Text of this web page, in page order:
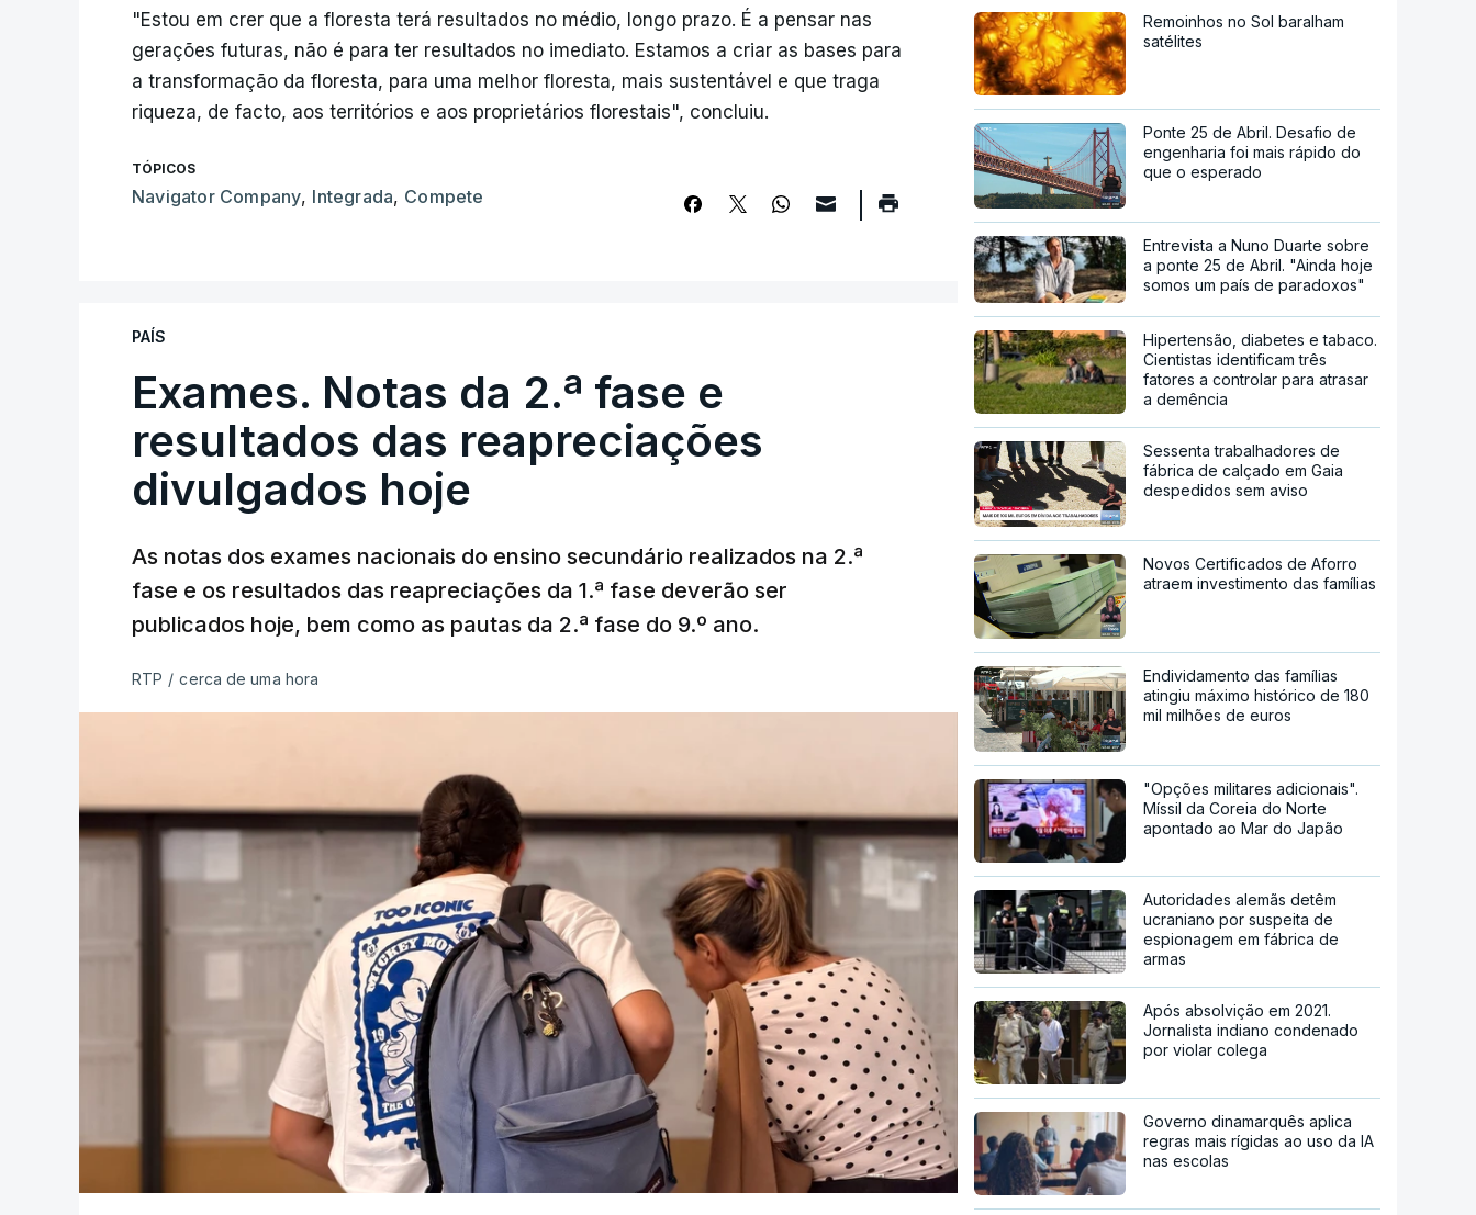
"Estou em crer que a floresta terá resultados no médio, longo prazo. É a pensar nas
gerações futuras, não é para ter resultados no imediato. Estamos a criar as bases para
a transformação da floresta, para uma melhor floresta, mais sustentável e que traga
riqueza, de facto, aos territórios e aos proprietários florestais", concluiu.
TÓPICOS
Navigator Company, Integrada, Compete
PAÍS
Exames. Notas da 2.ª fase e
resultados das reapreciações
divulgados hoje
As notas dos exames nacionais do ensino secundário realizados na 2.ª
fase e os resultados das reapreciações da 1.ª fase deverão ser
publicados hoje, bem como as pautas da 2.ª fase do 9.º ano.
RTP / cerca de uma hora
Remoinhos no Sol baralham
satélites
Ponte 25 de Abril. Desafio de
engenharia foi mais rápido do
que o esperado
Entrevista a Nuno Duarte sobre
a ponte 25 de Abril. "Ainda hoje
somos um país de paradoxos"
Hipertensão, diabetes e tabaco.
Cientistas identificam três
fatores a controlar para atrasar
a demência
Sessenta trabalhadores de
fábrica de calçado em Gaia
despedidos sem aviso
Novos Certificados de Aforro
atraem investimento das famílias
Endividamento das famílias
atingiu máximo histórico de 180
mil milhões de euros
"Opções militares adicionais".
Míssil da Coreia do Norte
apontado ao Mar do Japão
Autoridades alemãs detêm
ucraniano por suspeita de
espionagem em fábrica de
armas
Após absolvição em 2021.
Jornalista indiano condenado
por violar colega
Governo dinamarquês aplica
regras mais rígidas ao uso da IA
nas escolas